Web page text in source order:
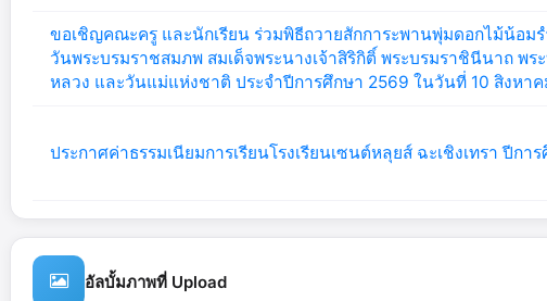
ขอเชิญคณะครู และนักเรียน ร่วมพิธีถวายสักการะพานพุ่มดอกไม้น้อม
วันพระบรมราชสมภพ สมเด็จพระนางเจ้าสิริกิติ์ พระบรมราชินีนาถ พ
หลวง และวันแม่แห่งชาติ ประจำปีการศึกษา 2569 ในวันที่ 10 สิงหา
ประกาศค่าธรรมเนียมการเรียนโรงเรียนเซนต์หลุยส์ ฉะเชิงเทรา ปีกา
อัลบั้มภาพที่ Upload